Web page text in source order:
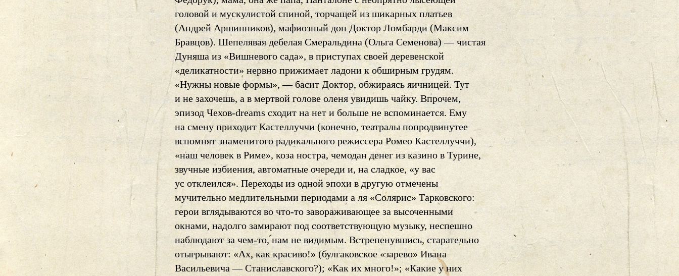
головой и мускулистой спиной, торчащей из шикарных платьев
(Андрей Аршинников), мафиозный дон Доктор Ломбарди (Максим
Бравцов). Шепелявая дебелая Смеральдина (Ольга Семенова) — чистая
Дуняша из «Вишневого сада», в приступах своей деревенской
«деликатности» нервно прижимает ладони к обширным грудям.
«Нужны новые формы», — басит Доктор, обжираясь яичницей. Тут
и не захочешь, а в мертвой голове оленя увидишь чайку. Впрочем,
эпизод Чехов-dreams сходит на нет и больше не вспоминается. Ему
на смену приходит Кастеллуччи (конечно, театралы попродвинутее
вспомнят знаменитого радикального режиссера Ромео Кастеллуччи),
«наш человек в Риме», коза ностра, чемодан денег из казино в Турине,
звучные избиения, автоматные очереди и, на сладкое, «у вас
ус отклеился». Переходы из одной эпохи в другую отмечены
мучительно медлительными периодами а ля «Солярис» Тарковского:
герои вглядываются во что-то завораживающее за высоченными
окнами, надолго замирают под соответствующую музыку, неспешно
наблюдают за чем-то, нам не видимым. Встрепенувшись, старательно
отыгрывают: «Ах, как красиво!» (булгаковское «зарево» Ивана
Васильевича — Станиславского?); «Как их много!»; «Какие у них